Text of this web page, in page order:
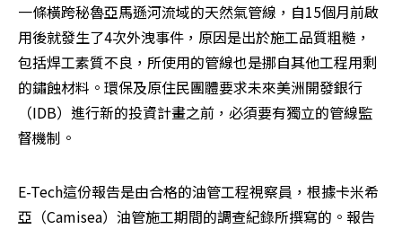
一條橫跨秘魯亞馬遜河流域的天然氣管線，自15個月前啟
用後就發生了4次外洩事件，原因是出於施工品質粗糙，
包括焊工素質不良，所使用的管線也是挪自其他工程用剩
的鏽蝕材料。環保及原住民團體要求未來美洲開發銀行
（IDB）進行新的投資計畫之前，必須要有獨立的管線監
督機制。
E-Tech這份報告是由合格的油管工程視察員，根據卡米希
亞（Camisea）油管施工期間的調查紀錄所撰寫的。報告